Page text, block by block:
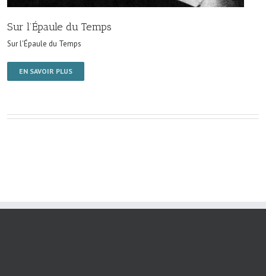
Sur l’Épaule du Temps
Sur l'Épaule du Temps
EN SAVOIR PLUS